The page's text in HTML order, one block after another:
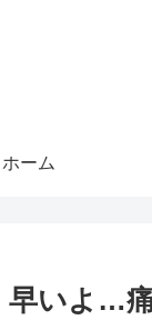
ホーム
早いよ…